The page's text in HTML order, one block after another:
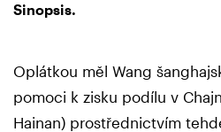
Sinopsis.
Oplátkou měl Wang
pomoci k zisku podílu v
Hainan) prostřednictvím